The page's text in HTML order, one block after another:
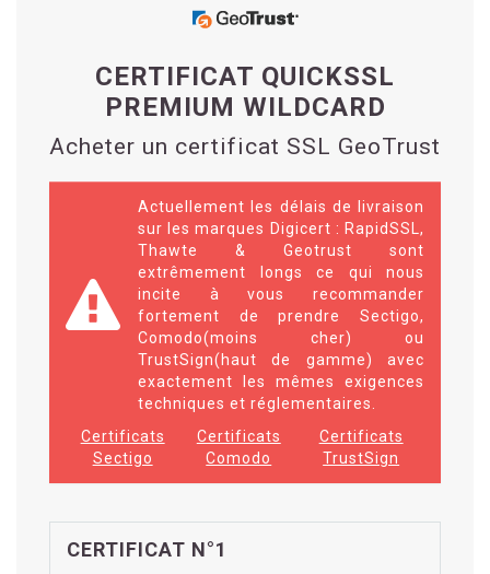
CERTIFICAT QUICKSSL
PREMIUM WILDCARD
Acheter un certificat SSL GeoTrust
Actuellement les délais de livraison
sur les marques Digicert : RapidSSL,
Thawte & Geotrust sont
extrêmement longs ce qui nous
incite à vous recommander
fortement de prendre Sectigo,
Comodo(moins cher) ou
TrustSign(haut de gamme) avec
exactement les mêmes exigences
techniques et réglementaires.
Certificats
Sectigo
Certificats
Comodo
Certificats
TrustSign
CERTIFICAT N°1